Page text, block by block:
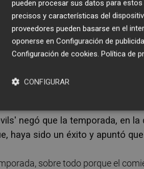
marcamos un gol, pero
querido. Nos lo pusieron muy
la posesión, se defendieron
que no lo has hecho todo bien.
el año que viene y mejorar",
negó que la temporada, en
haya sido un éxito y apuntó
sobre todo porque el
pueden procesar sus datos para
precisos y características del
proveedores pueden basarse en el
oponerse en Configuración de
Configuración de cookies. Política de
CONFIGURAR